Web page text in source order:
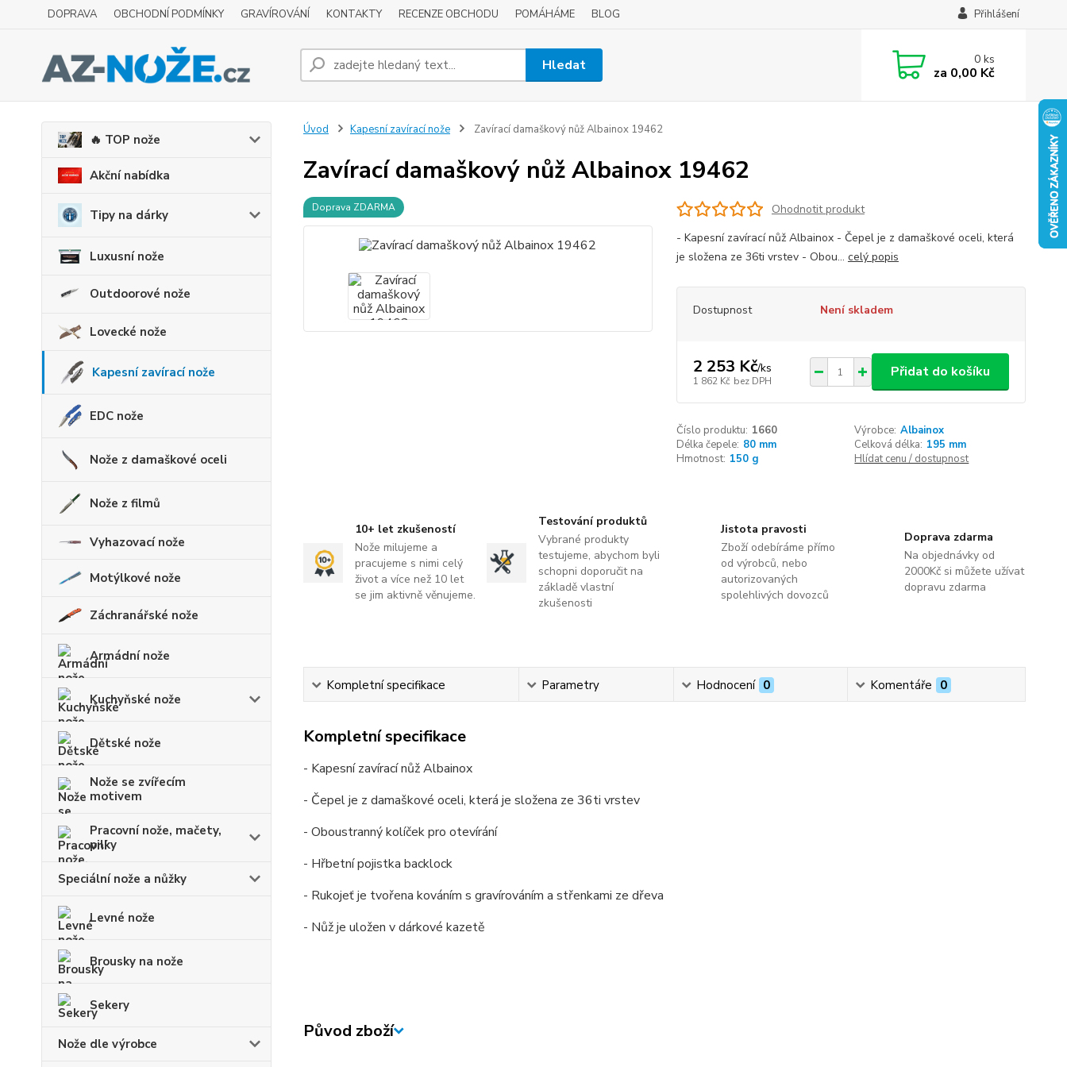
DOPRAVA OBCHODNÍ PODMÍNKY GRAVÍROVÁNÍ KONTAKTY RECENZE OBCHODU POMÁHÁME BLOG Přihlášení
Hledat 0ks
za 0,00 Kč
🔥 TOP nože
Akční nabídka
Tipy na dárky
Luxusní nože
Outdoorové nože
Lovecké nože
Kapesní zavírací nože
EDC nože
Nože z damaškové oceli
Nože z filmů
Vyhazovací nože
Motýlkové nože
Záchranářské nože
Armádní nože
Kuchyňské nože
Dětské nože
Nože se zvířecím
motivem
Pracovní nože, mačety,
pilky
Speciální nože a nůžky
Levné nože
Brousky na nože
Sekery
Nože dle výrobce
Úvod Kapesní zavírací nože Zavírací damaškový nůž Albainox 19462
Zavírací damaškový nůž Albainox 19462
Doprava ZDARMA
Ohodnotit produkt
- Kapesní zavírací nůž Albainox - Čepel je z damaškové oceli, která
je složena ze 36ti vrstev - Obou... celý popis
Dostupnost Není skladem
2 253 Kč/ks
1 862 Kč bez DPH
Přidat do košíku
Číslo produktu: 1660 Výrobce: Albainox
Délka čepele: 80 mm Celková délka: 195 mm
Hmotnost: 150 g Hlídat cenu / dostupnost
10+ let zkušeností
Nože milujeme a
pracujeme s nimi celý
život a více než 10 let
se jim aktivně věnujeme.
Testování produktů
Vybrané produkty
testujeme, abychom byli
schopni doporučit na
základě vlastní
zkušenosti
Jistota pravosti
Zboží odebíráme přímo
od výrobců, nebo
autorizovaných
spolehlivých dovozců
Doprava zdarma
Na objednávky od
2000Kč si můžete užívat
dopravu zdarma
Kompletní specifikace Parametry Hodnocení 0 Komentáře 0
Kompletní specifikace
- Kapesní zavírací nůž Albainox
- Čepel je z damaškové oceli, která je složena ze 36ti vrstev
- Oboustranný kolíček pro otevírání
- Hřbetní pojistka backlock
- Rukojeť je tvořena kováním s gravírováním a střenkami ze dřeva
- Nůž je uložen v dárkové kazetě
Původ zboží